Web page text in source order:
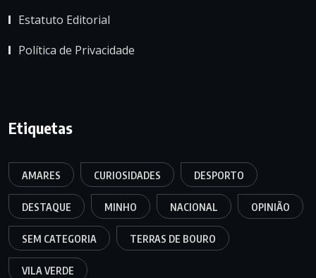
Estatuto Editorial
Política de Privacidade
Etiquetas
AMARES CURIOSIDADES DESPORTO
DESTAQUE MINHO NACIONAL OPINIÃO
SEM CATEGORIA TERRAS DE BOURO
VILA VERDE